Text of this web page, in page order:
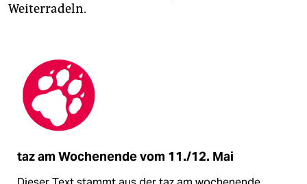
Weiterradeln.
taz am Wochenende vom 11./12. Mai